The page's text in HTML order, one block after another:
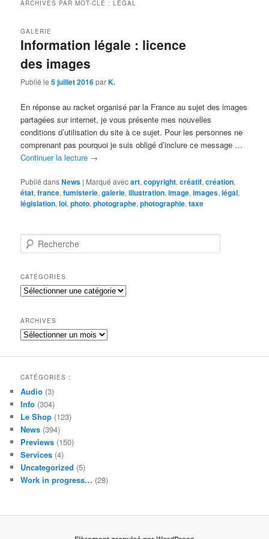
ARCHIVES PAR MOT-CLÉ :LÉGAL
Information légale : licence
des images
GALERIE
Publié le5 juillet 2016parK.
En réponse au racket organisé par la France au sujet des images
partagées sur internet, je vous présente mes nouvelles
conditions d’utilisation du site à ce sujet. Pour les personnes ne
comprenant pas pourquoi je suis obligé d’inclure ce message …
Continuer la lecture →
Publié dansNews | Marqué avecart,copyright,créatif,création,
état,france,fumisterie,galerie,illustration,image,images,légal,
législation,loi,photo,photographe,photographie,taxe
e
h
e
r
h
e
CATÉGORIES
Catégories
ARCHIVES
Archives
CATÉGORIES :
Audio (3)
Info (304)
Le Shop (123)
News (394)
Previews (150)
Services (4)
Uncategorized (5)
Work in progress… (28)